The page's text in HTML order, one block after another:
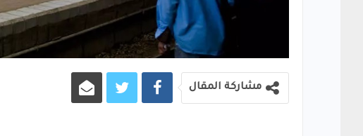
مشاركة المقال